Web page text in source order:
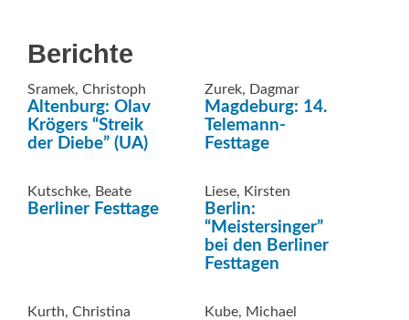
Berichte
Sramek, Christoph
Altenburg: Olav
Krögers “Streik
der Diebe” (UA)
Zurek, Dagmar
Magdeburg: 14.
Telemann-
Festtage
Kutschke, Beate
Berliner Festtage
Liese, Kirsten
Berlin:
“Meistersinger”
bei den Berliner
Festtagen
Kurth, Christina Kube, Michael